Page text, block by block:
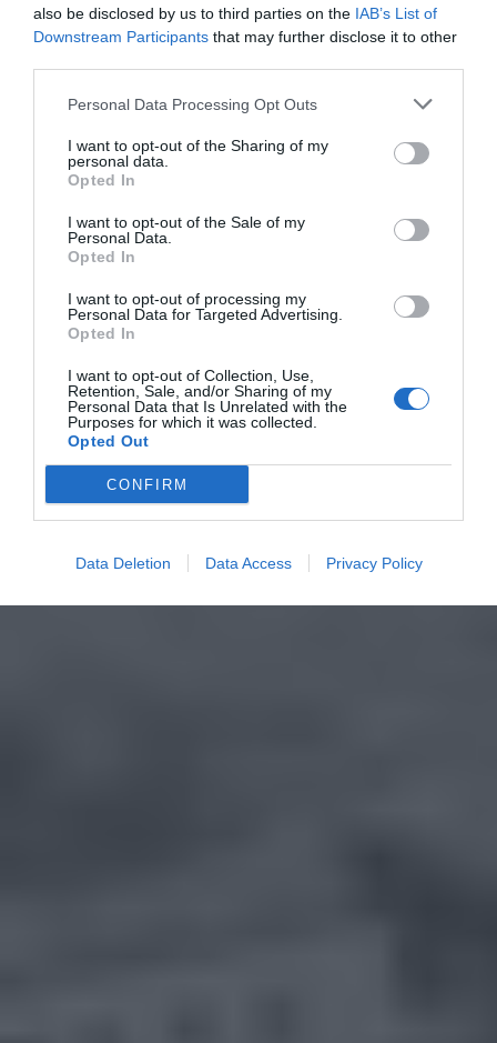
also be disclosed by us to third parties on the IAB’s List of
Downstream Participants that may further disclose it to other
Personal Data Processing Opt Outs
I want to opt-out of the Sharing of my
personal data.
Opted In
I want to opt-out of the Sale of my
Personal Data.
Opted In
I want to opt-out of processing my
Personal Data for Targeted Advertising.
Opted In
I want to opt-out of Collection, Use,
Retention, Sale, and/or Sharing of my
Personal Data that Is Unrelated with the
Purposes for which it was collected.
Opted Out
CONFIRM
Data Deletion Data Access Privacy Policy